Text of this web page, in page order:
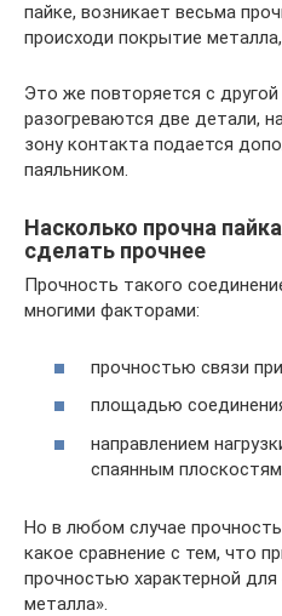
пайке, возникает весьма
происходи покрытие
Это же повторяется с
разогреваются две детали,
зону контакта подается
паяльником.
Насколько прочна
сделать прочнее
Прочность такого
многими факторами:
прочностью связи
площадью
направлением
спаянным плоскостям.
Но в любом случае
какое сравнение с тем, что
прочностью характерной для
металла».